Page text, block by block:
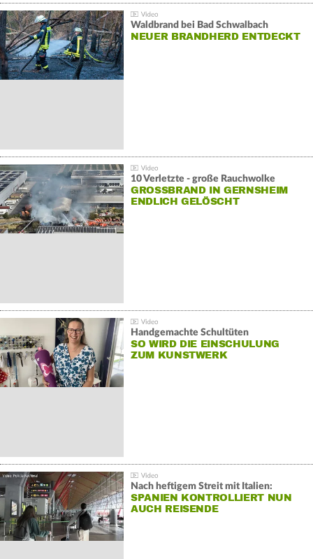
Waldbrand bei Bad Schwalbach
NEUER BRANDHERD ENTDECKT
10 Verletzte - große Rauchwolke
GROSSBRAND IN GERNSHEIM E
NDLICH GELÖSCHT
Handgemachte Schultüten
SO WIRD DIE EINSCHULUNG
ZUM KUNSTWERK
Nach heftigem Streit mit Italien:
SPANIEN KONTROLLIERT NUN
AUCH REISENDE